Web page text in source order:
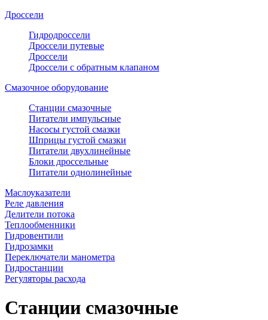
Дроссели
Гидродроссели
Дроссели путевые
Дроссели
Дроссели с обратным клапаном
Смазочное оборудование
Станции смазочные
Питатели импульсные
Насосы густой смазки
Шприцы густой смазки
Питатели двухлинейные
Блоки дроссельные
Питатели однолинейные
Маслоуказатели
Реле давления
Делители потока
Теплообменники
Гидровентили
Гидрозамки
Переключатели манометра
Гидростанции
Регуляторы расхода
Станции смазочные